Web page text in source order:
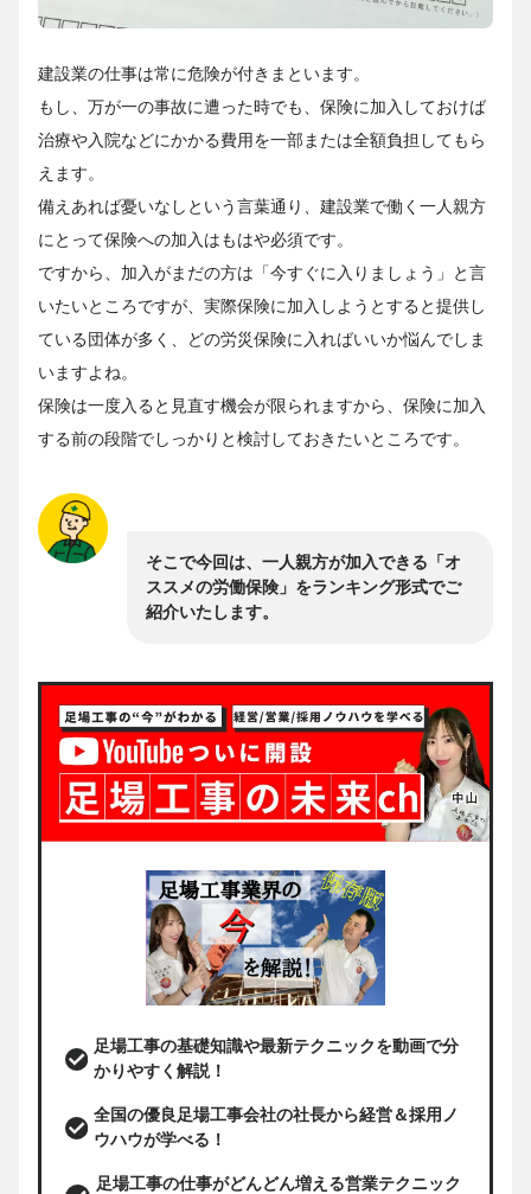
建設業の仕事は常に危険が付きまといます。
もし、万が一の事故に遭った時でも、保険に加入しておけば
治療や入院などにかかる費用を一部または全額負担してもら
えます。
備えあれば憂いなしという言葉通り、建設業で働く一人親方
にとって保険への加入はもはや必須です。
ですから、加入がまだの方は「今すぐに入りましょう」と言
いたいところですが、実際保険に加入しようとすると提供し
ている団体が多く、どの労災保険に入ればいいか悩んでしま
いますよね。
保険は一度入ると見直す機会が限られますから、保険に加入
する前の段階でしっかりと検討しておきたいところです。
そこで今回は、一人親方が加入できる「オ
ススメの労働保険」をランキング形式でご
紹介いたします。
足場工事の基礎知識や最新テクニックを動画で分
かりやすく解説！
全国の優良足場工事会社の社長から経営＆採用ノ
ウハウが学べる！
足場工事の仕事がどんどん増える営業テクニック